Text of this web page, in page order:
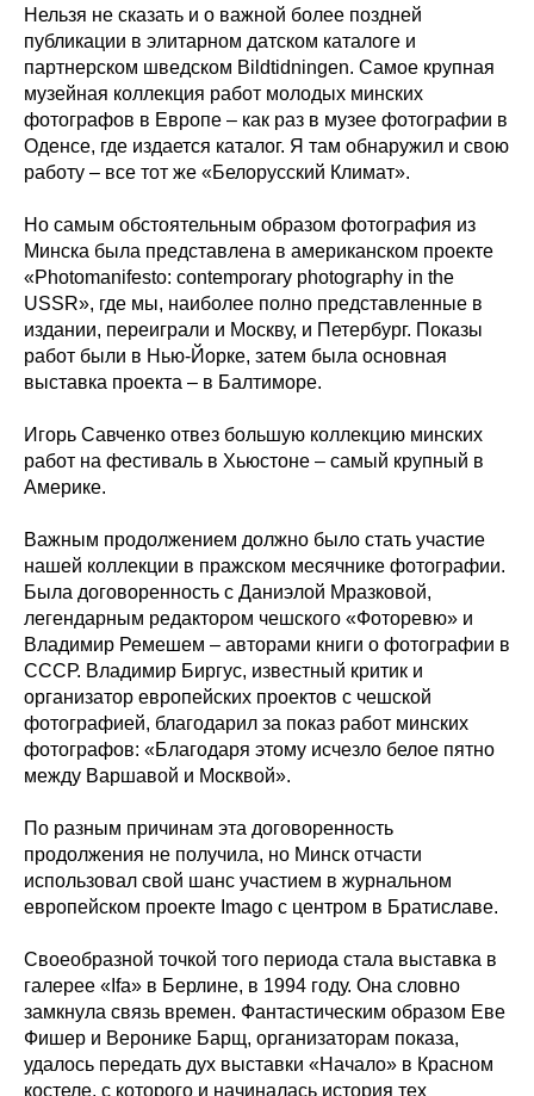
Нельзя не сказать и о важной более поздней
публикации в элитарном датском каталоге и
партнерском шведском Bildtidningen. Самое крупная
музейная коллекция работ молодых минских
фотографов в Европе – как раз в музее фотографии в
Оденсе, где издается каталог. Я там обнаружил и свою
работу – все тот же «Белорусский Климат».
Но самым обстоятельным образом фотография из
Минска была представлена в американском проекте
«Photomanifesto: contemporary photography in the
USSR», где мы, наиболее полно представленные в
издании, переиграли и Москву, и Петербург. Показы
работ были в Нью-Йорке, затем была основная
выставка проекта – в Балтиморе.
Игорь Савченко отвез большую коллекцию минских
работ на фестиваль в Хьюстоне – самый крупный в
Америке.
Важным продолжением должно было стать участие
нашей коллекции в пражском месячнике фотографии.
Была договоренность с Даниэлой Мразковой,
легендарным редактором чешского «Фоторевю» и
Владимир Ремешем – авторами книги о фотографии в
СССР. Владимир Биргус, известный критик и
организатор европейских проектов с чешской
фотографией, благодарил за показ работ минских
фотографов: «Благодаря этому исчезло белое пятно
между Варшавой и Москвой».
По разным причинам эта договоренность
продолжения не получила, но Минск отчасти
использовал свой шанс участием в журнальном
европейском проекте Imago с центром в Братиславе.
Своеобразной точкой того периода стала выставка в
галерее «Ifa» в Берлине, в 1994 году. Она словно
замкнула связь времен. Фантастическим образом Еве
Фишер и Веронике Барщ, организаторам показа,
удалось передать дух выставки «Начало» в Красном
костеле, с которого и начиналась история тех